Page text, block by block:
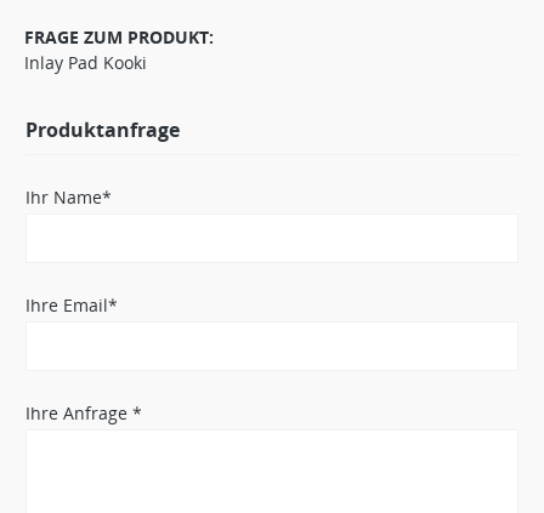
FRAGE ZUM PRODUKT:
Inlay Pad Kooki
Produktanfrage
Ihr Name*
Ihre Email*
Ihre Anfrage *